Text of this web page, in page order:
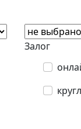
Залог